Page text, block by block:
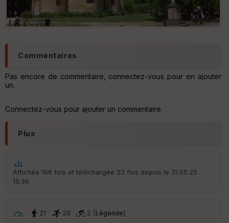
Commentaires
Pas encore de commentaire, connectez-vous pour en ajouter
un.
Connectez-vous pour ajouter un commentaire
Plus
Affichée 166 fois et téléchargée 23 fois depuis le 31.05.25
15:36
21 28 2 [Légende]